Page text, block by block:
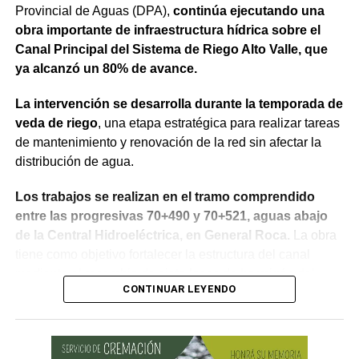
Weretilneck estuvo acompañado por los ministros de
Desarrollo Económico y Productivo, Carlos Banacloy; de
Salud, Demetrio Thalasselis y de Hacienda, Gabriel
Provincial de Coordinación y Ejecución del
Financiamiento Externo (UPCEFE), Martín Camiña.
Los proyectos
El programa reúne cinco proyectos estratégicos. En
Guardia Mitre se construirán 85 km de nueva red eléctrica
presurizado y reducirá más de 50% el costo energético
por hectárea.
En Negro Muerto se instalarán 32,2 km de red eléctrica,
un cruce sobre el río Negro y 7 centros de transformación.
Provincial de Aguas (DPA), continúa ejecutando una
obra importante de infraestructura hídrica sobre el
Canal Principal del Sistema de Riego Alto Valle, que
ya alcanzó un 80% de avance.
La intervención se desarrolla durante la temporada de
veda de riego, una etapa estratégica para realizar tareas
de mantenimiento y renovación de la red sin afectar la
distribución de agua.
Los trabajos se realizan en el tramo comprendido
entre las progresivas 70+490 y 70+521, aguas abajo
de la Central Hidroeléctrica, en General Roca.
La obra
mediante el recambio de siete losas de hormigón del
revestimiento del talud sobre la margen derecha, la
sistema.
CONTINUAR LEYENDO